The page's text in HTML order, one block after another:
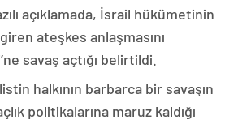
açıklamada, İsrail hükümetinin
ateşkes anlaşmasını
savaş açtığı belirtildi.
halkının barbarca bir savaşın
politikalarına maruz kaldığı